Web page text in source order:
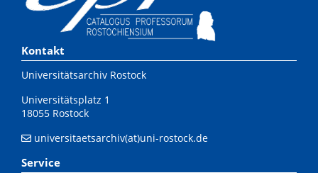
Kontakt
Universitätsarchiv Rostock
Universitätsplatz 1
18055 Rostock
universitaetsarchiv(at)uni-rostock.de
Service